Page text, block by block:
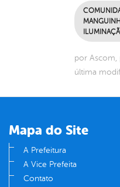
por Ascom,
última
Mapa do Site
A Prefeitura
A Vice Prefeita
Contato